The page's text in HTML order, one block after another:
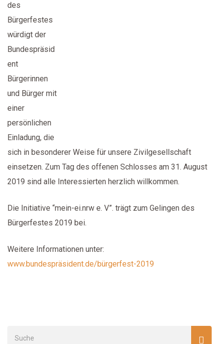
des
Bürgerfestes
würdigt der
Bundespräsid
ent
Bürgerinnen
und Bürger mit
einer
persönlichen
Einladung, die
sich in besonderer Weise für unsere Zivilgesellschaft
einsetzen. Zum Tag des offenen Schlosses am 31. August
2019 sind alle Interessierten herzlich willkommen.
Die Initiative “mein-ei.nrw e. V”. trägt zum Gelingen des
Bürgerfestes 2019 bei.
Weitere Informationen unter:
www.bundespräsident.de/bürgerfest-2019